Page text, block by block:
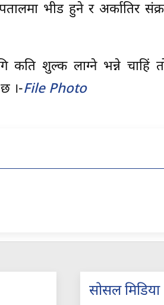
भीड हुने र अर्कातिर
कति शुल्क लाग्ने भन्ने चाहिं
।-File Photo
सोसल मिडिया